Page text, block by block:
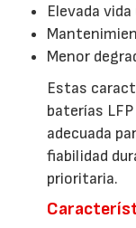
Elevada
Menor
Estas
baterías
adecuada
fiabilidad
prioritaria.